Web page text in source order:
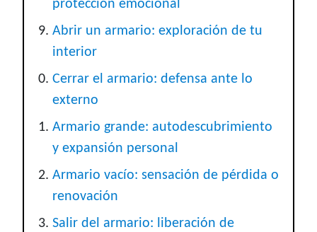
protección emocional
Abrir un armario: exploración de tu
interior
Cerrar el armario: defensa ante lo
externo
Armario grande: autodescubrimiento
y expansión personal
Armario vacío: sensación de pérdida o
renovación
Salir del armario: liberación de